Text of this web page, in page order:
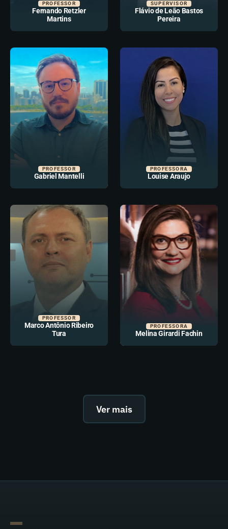
PROFESSOR
Fernando Retzler
Martins
SUPERVISOR
Flávio de Leão Bastos
Pereira
PROFESSOR
Gabriel Mantelli
PROFESSORA
Louise Araujo
PROFESSOR
Marco Antônio Ribeiro
Tura
PROFESSORA
Melina Girardi Fachin
Ver mais